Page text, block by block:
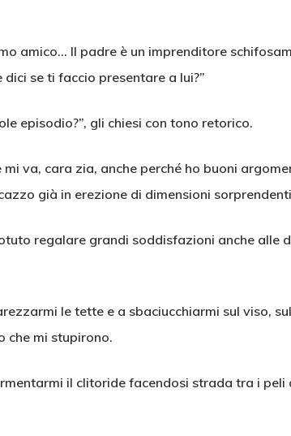
amico… Il padre è un imprenditore
se ti faccio presentare a lui?”
episodio?”, gli chiesi con tono retorico.
va, cara zia, anche perché ho buoni
già in erezione di dimensioni
regalare grandi soddisfazioni anche alle
le tette e a sbaciucchiarmi sul viso,
che mi stupirono.
il clitoride facendosi strada tra i peli